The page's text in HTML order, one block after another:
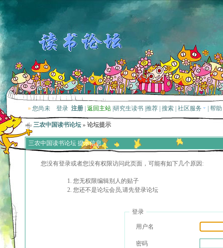
» 您尚未 登录 注册 返回主站 研究生读书 推荐 搜索 社区服务 帮助
三农中国读书论坛 » 论坛提示
三农中国读书论坛 提示信息
您没有登录或者您没有权限访问此页面，可能有如下几个原因:
您无权限编辑别人的贴子
您还不是论坛会员,请先登录论坛
登录
用户名
密码